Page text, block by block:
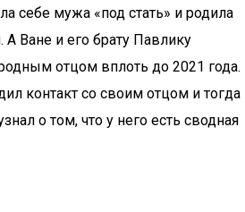
себе мужа «под стать» и родила
Ване и его брату Павлику
отцом вплоть до 2021 года.
контакт со своим отцом и тогда
о том, что у него есть сводная